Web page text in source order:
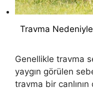
Travma
Genellikle travma
yaygın görülen
travma bir